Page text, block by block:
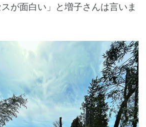
が面白い」と増子さんは言いま